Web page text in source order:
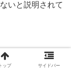
いと説明されて
トップ サイドバー